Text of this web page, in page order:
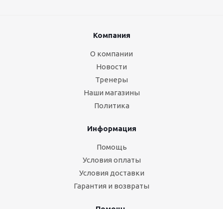
Компания
О компании
Новости
Тренеры
Наши магазины
Политика
Информация
Помощь
Условия оплаты
Условия доставки
Гарантия и возвраты